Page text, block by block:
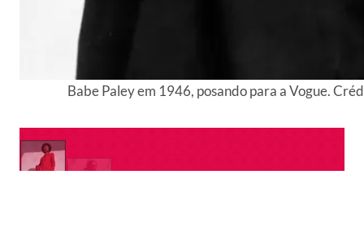
Babe Paley em 1946, posando para a Vogue.